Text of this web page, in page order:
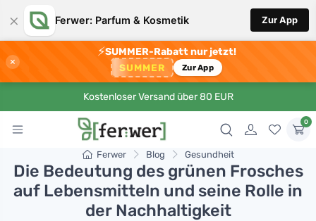
× Ferwer: Parfum & Kosmetik Zur App
×
⚡SUMMER-Rabatt nur jetzt!
SUMMER Zur App
Kostenloser Versand über 80 EUR
0
Ferwer Blog Gesundheit
Die Bedeutung des grünen Frosches
auf Lebensmitteln und seine Rolle in
der Nachhaltigkeit